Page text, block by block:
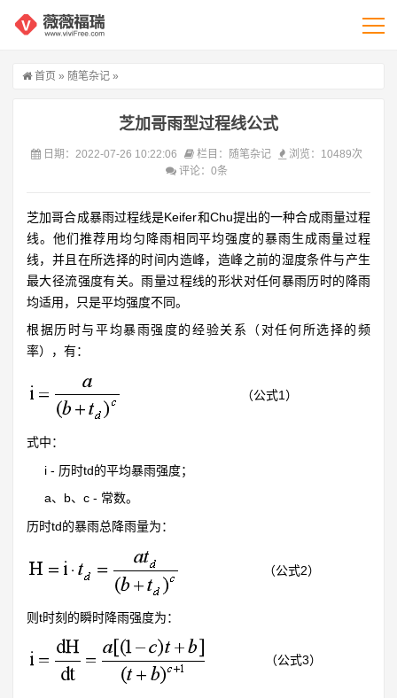
首页 » 随笔杂记 »
芝加哥雨型过程线公式
日期：2022-07-26 10:22:06 栏目： 随笔杂记
浏览：10489次
评论：0条
芝加哥合成暴雨过程线是Keifer和Chu提出的一种合成雨量过程
线。他们推荐用均匀降雨相同平均强度的暴雨生成雨量过程
线，并且在所选择的时间内造峰，造峰之前的湿度条件与产生
最大径流强度有关。雨量过程线的形状对任何暴雨历时的降雨
均适用，只是平均强度不同。
根据历时与平均暴雨强度的经验关系（对任何所选择的频
率），有：
（公式1）
式中：
i - 历时td的平均暴雨强度；
a、b、c - 常数。
历时td的暴雨总降雨量为：
（公式2）
则t时刻的瞬时降雨强度为：
（公式3）